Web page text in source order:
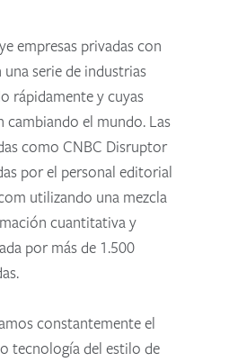
empresas privadas con
serie de industrias
rápidamente y cuyas
cambiando el mundo. Las
como CNBC Disruptor
por el personal editorial
utilizando una mezcla
cuantitativa y
por más de 1.500
constantemente el
tecnología del estilo de